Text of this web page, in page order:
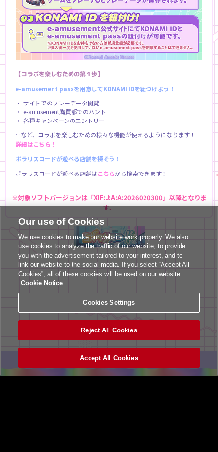
【コラボを楽しむための第１歩】
e-amusement passを用意してKONAMI IDを紐づけよう！
サイトでのプレーデータ閲覧
e-amusement購買部でのハント
各種キャンペーンのエントリー
…など、コラボを楽しむための様々な機能が使えるようになります！
詳細はこちら！
ポラリスコードが遊べる店舗を探そう！
ポラリスコードが遊べる店舗はこちらから検索できます！
※対象ソフトバージョンは「XIF:J:A:A:2026020300」以降となりま
す。
Our use of Cookies
We use cookies to make our website work properly. We also
use cookies to analyze the traffic of our website, to provide
you with the advertisement tailored to your interest, and to
link our website to the social media. If you select “Accept All
Cookies”, all of these cookies will be used on our website.
Cookie Notice
Cookies Settings
Reject All Cookies
Accept All Cookies